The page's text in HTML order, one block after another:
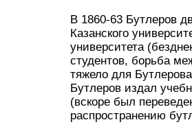
В 1860-63 Бутлеров
Казанского
университета
студентов, борьба
тяжело для
Бутлеров издал
(вскоре был
распространению